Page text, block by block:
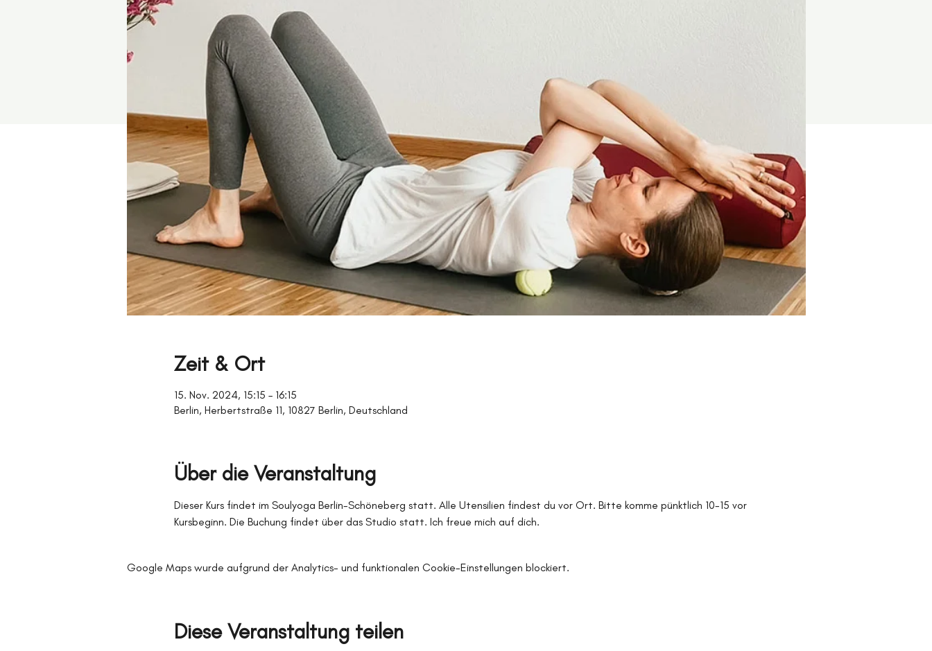
Zeit & Ort
15. Nov. 2024, 15:15 – 16:15
Berlin, Herbertstraße 11, 10827 Berlin, Deutschland
Über die Veranstaltung
Dieser Kurs findet im Soulyoga Berlin-Schöneberg statt. Alle Utensilien findest du vor Ort. Bitte komme pünktlich 10-15 vor
Kursbeginn. Die Buchung findet über das Studio statt. Ich freue mich auf dich.
Google Maps wurde aufgrund der Analytics- und funktionalen Cookie-Einstellungen blockiert.
Diese Veranstaltung teilen